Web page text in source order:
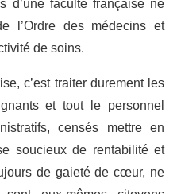
d’une faculté française ne
l’Ordre des médecins et
de soins.
c’est traiter durement les
et tout le personnel
censés mettre en
soucieux de rentabilité et
de gaieté de cœur, ne